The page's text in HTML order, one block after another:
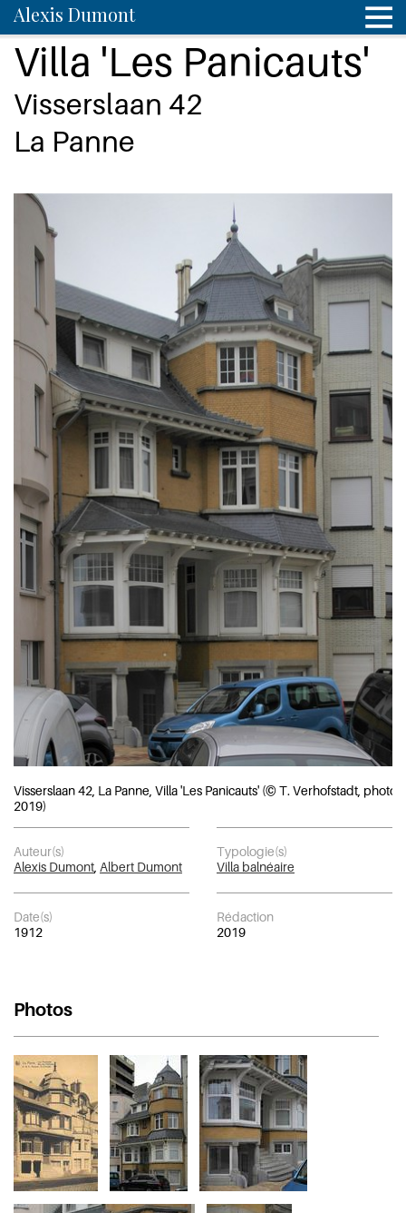
Alexis Dumont
Villa 'Les Panicauts'
Visserslaan 42
La Panne
Visserslaan 42, La Panne, Villa 'Les Panicauts' (© T. Verhofstadt, photo
2019)
Auteur(s)
Alexis Dumont Albert Dumont
Typologie(s)
Villa balnéaire
Date(s)
1912
Rédaction
2019
Photos